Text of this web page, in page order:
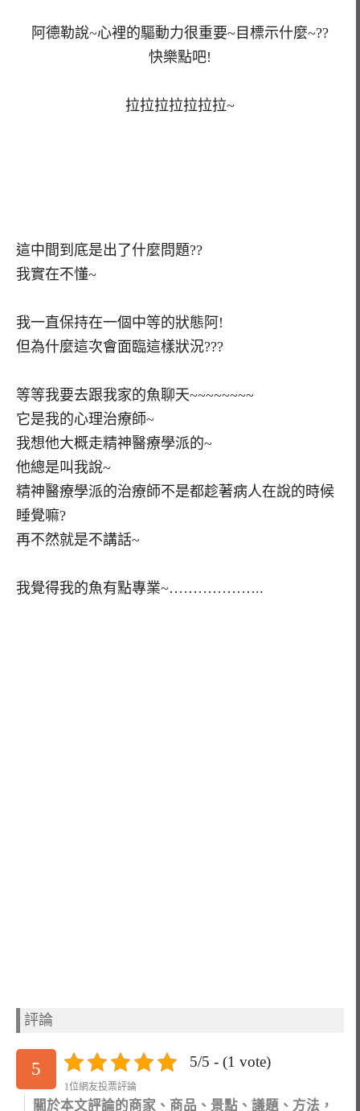
阿德勒說~心裡的驅動力很重要~目標示什麼~??
快樂點吧!
拉拉拉拉拉拉拉~
這中間到底是出了什麼問題??
我實在不懂~
我一直保持在一個中等的狀態阿!
但為什麼這次會面臨這樣狀況???
等等我要去跟我家的魚聊天~~~~~~~~
它是我的心理治療師~
我想他大概走精神醫療學派的~
他總是叫我說~
精神醫療學派的治療師不是都趁著病人在說的時候
睡覺嘛?
再不然就是不講話~
我覺得我的魚有點專業~………………..
評論
5 5/5 - (1 vote)
1位網友投票評論
關於本文評論的商家、商品、景點、議題、方法，